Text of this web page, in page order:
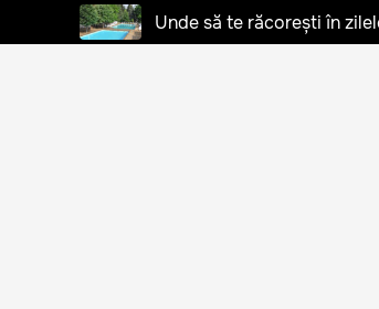
Unde să te răcorești în